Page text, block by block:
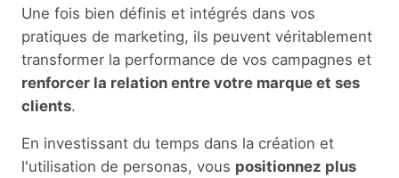
Une fois bien définis et intégrés dans vos
pratiques de marketing, ils peuvent véritablement
transformer la performance de vos campagnes et
renforcer la relation entre votre marque et ses
clients.
En investissant du temps dans la création et
l'utilisation de personas, vous positionnez plus